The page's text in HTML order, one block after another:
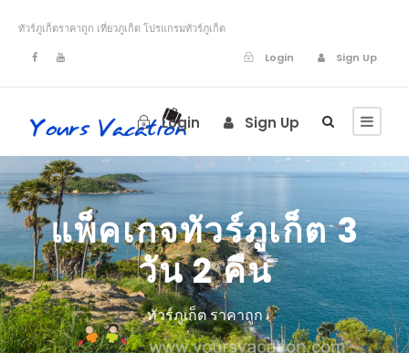
ทัวร์ภูเก็ตราคาถูก เที่ยวภูเก็ต โปรแกรมทัวร์ภูเก็ต
Login
Sign Up
Login Sign Up
แพ็คเกจทัวร์ภูเก็ต 3
วัน 2 คืน
ทัวร์ภูเก็ต ราคาถูก